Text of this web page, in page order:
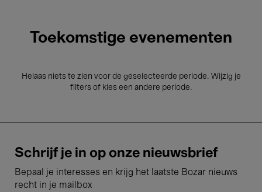
Toekomstige evenementen
Helaas niets te zien voor de geselecteerde periode. Wijzig je
filters of kies een andere periode.
Schrijf je in op onze nieuwsbrief
Bepaal je interesses en krijg het laatste Bozar nieuws
recht in je mailbox